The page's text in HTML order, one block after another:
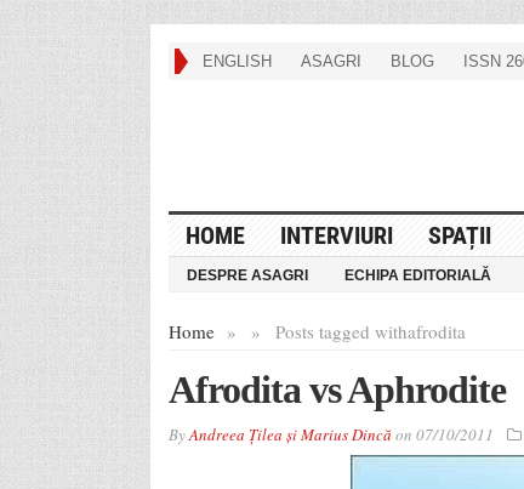
ENGLISH ASAGRI BLOG ISSN
HOME INTERVIURI SPAȚII
DESPRE ASAGRI ECHIPA EDITORIALĂ
Home » Posts tagged with
» afrodita
Afrodita vs Aphrodite
ByAndreea Țilea și Marius Dincăon 07/10/2011